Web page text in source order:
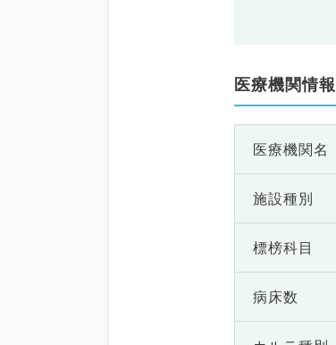
医療機関情報
医療機関名
施設種別
標榜科目
病床数